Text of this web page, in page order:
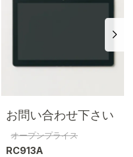
お問い合わせ下さい
オープンプライス
RC913A